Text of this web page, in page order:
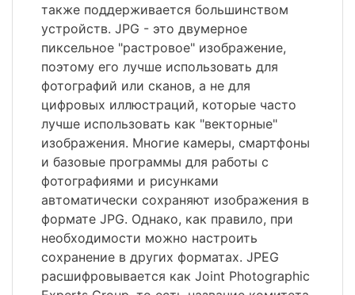
также поддерживается большинством
устройств. JPG - это двумерное
пиксельное "растровое" изображение,
поэтому его лучше использовать для
фотографий или сканов, а не для
цифровых иллюстраций, которые часто
лучше использовать как "векторные"
изображения. Многие камеры, смартфоны
и базовые программы для работы с
фотографиями и рисунками
автоматически сохраняют изображения в
формате JPG. Однако, как правило, при
необходимости можно настроить
сохранение в других форматах. JPEG
расшифровывается как Joint Photographic